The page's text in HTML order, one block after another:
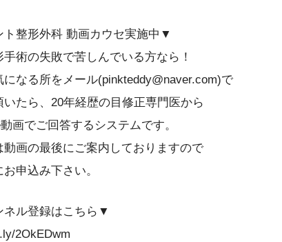
整形外科 動画カウセ実施中▼
手術の失敗で苦しんでいる方なら！
になる所をメール(pinkteddy@naver.com)で
いたら、20年経歴の目修正専門医から
画でご回答するシステムです。
動画の最後にご案内しておりますので
申込み下さい。
ル登録はこちら▼
2OkEDwm